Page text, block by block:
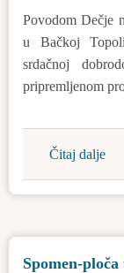
Povodom Dečje
u Bačkoj
srdačnoj
pripremljenom
Čitaj dalje
su
Spomen-